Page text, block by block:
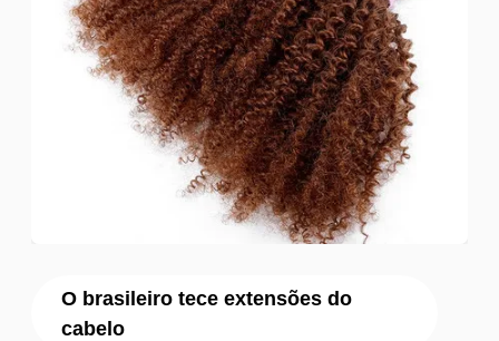
O brasileiro tece extensões do
cabelo